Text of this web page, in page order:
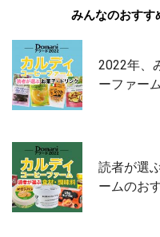
みんなのおすす
2022年、
ーファー
読者が選
ームのお